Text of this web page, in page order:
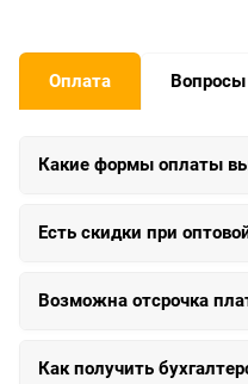
Оплата Вопросы
Какие формы оплаты
Есть скидки при
Возможна отсрочка
Как получить